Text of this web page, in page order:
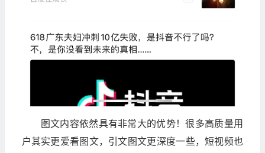
图文内容依然具有非常大的优势！很多高质量用
户其实更爱看图文，引文图文更深度一些，短视频也